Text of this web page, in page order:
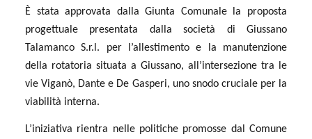
È stata approvata dalla Giunta Comunale la proposta
progettuale presentata dalla società di Giussano
Talamanco S.r.l. per l’allestimento e la manutenzione
della rotatoria situata a Giussano, all’intersezione tra le
vie Viganò, Dante e De Gasperi, uno snodo cruciale per la
viabilità interna.
L’iniziativa rientra nelle politiche promosse dal Comune